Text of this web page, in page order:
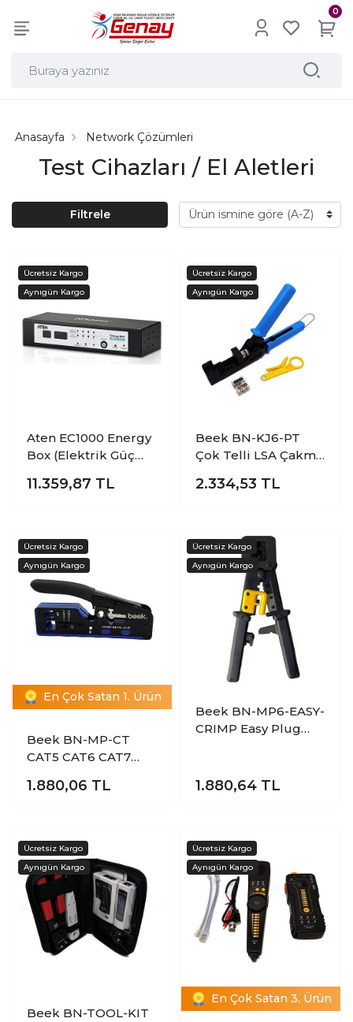
0
Test Cihazları / El Aletleri
Anasayfa Network Çözümleri
Filtrele
Aten EC1000 Energy
Box (Elektrik Güç
için Kontrol Ünitesi
11.359,87 TL
Beek BN-KJ6-PT
Çok Telli LSA Çakma
2.334,53 TL
En Çok Satan 1. Ürün
Beek BN-MP-CT
CAT5 CAT6 CAT7
Pensesi
1.880,06 TL
Beek BN-MP6-EASY-
CRIMP Easy Plug
1.880,64 TL
Beek BN-TOOL-KIT
En Çok Satan 3. Ürün